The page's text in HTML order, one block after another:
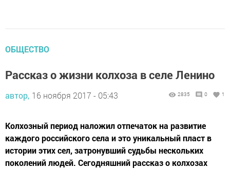
ОБЩЕСТВО
Рассказ о жизни колхоза в селе Ленино
автор, 16 ноября 2017 - 05:43 2835 0 1
Колхозный период наложил отпечаток на развитие
каждого российского села и это уникальный пласт в
истории этих сел, затронувший судьбы нескольких
поколений людей. Сегодняшний рассказ о колхозах